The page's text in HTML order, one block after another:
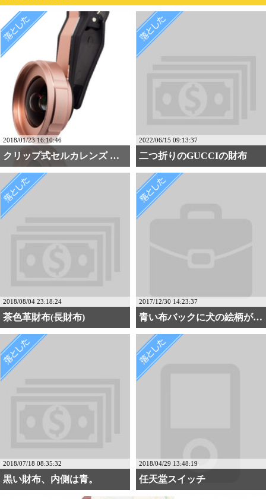
2018/01/23 16:10:46
クリップ式セルカレンズ ・・・
2022/06/15 09:13:37
二つ折りのGUCCIの財布
2018/08/04 23:18:24
茶色革財布(長財布)
2017/12/30 14:23:37
青い布バックに犬の絵柄が・・・
2018/07/18 08:35:32
黒い財布、内側は青。
2018/04/29 13:48:19
任天堂スイッチ